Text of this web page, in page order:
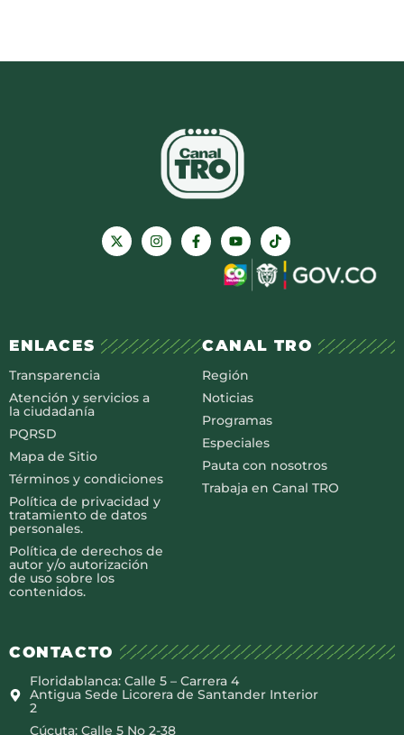
ENLACES
Transparencia
Atención y servicios a
la ciudadanía
PQRSD
Mapa de Sitio
Términos y condiciones
Política de privacidad y
tratamiento de datos
personales.
Política de derechos de
autor y/o autorización
de uso sobre los
contenidos.
CANAL TRO
Región
Noticias
Programas
Especiales
Pauta con nosotros
Trabaja en Canal TRO
CONTACTO
Floridablanca: Calle 5 – Carrera 4
Antigua Sede Licorera de Santander Interior
2
Cúcuta: Calle 5 No 2-38